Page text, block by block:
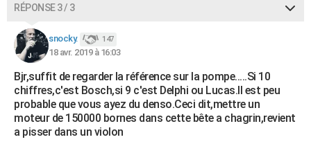
RÉPONSE 3 / 3
snocky. 147
18 avr. 2019 à 16:03
Bjr,suffit de regarder la référence sur la pompe.....Si 10
chiffres,c'est Bosch,si 9 c'est Delphi ou Lucas.Il est peu
probable que vous ayez du denso.Ceci dit,mettre un
moteur de 150000 bornes dans cette bête a chagrin,revient
a pisser dans un violon